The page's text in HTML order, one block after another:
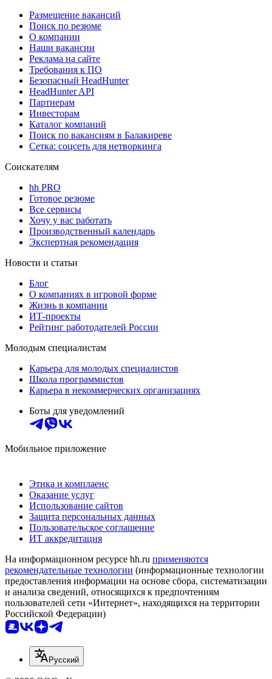
Размещение вакансий
Поиск по резюме
О компании
Наши вакансии
Реклама на сайте
Требования к ПО
Безопасный HeadHunter
HeadHunter API
Партнерам
Инвесторам
Каталог компаний
Поиск по вакансиям в Балакиреве
Сетка: соцсеть для нетворкинга
Соискателям
hh PRO
Готовое резюме
Все сервисы
Хочу у вас работать
Производственный календарь
Экспертная рекомендация
Новости и статьи
Блог
О компаниях в игровой форме
Жизнь в компании
ИТ-проекты
Рейтинг работодателей России
Молодым специалистам
Карьера для молодых специалистов
Школа программистов
Карьера в некоммерческих организациях
Боты для уведомлений
Мобильное приложение
Этика и комплаенс
Оказание услуг
Использование сайтов
Защита персональных данных
Пользовательское соглашение
ИТ аккредитация
На информационном ресурсе hh.ru применяются
рекомендательные технологии (информационные технологии
предоставления информации на основе сбора, систематизации
и анализа сведений, относящихся к предпочтениям
пользователей сети «Интернет», находящихся на территории
Российской Федерации)
Русский